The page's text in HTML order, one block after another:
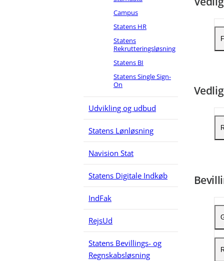
Campus
Statens HR
Statens
Rekrutteringsløsning
Statens BI
Statens Single Sign-
On
Udvikling og udbud
Statens Lønløsning
Navision Stat
Statens Digitale Indkøb
IndFak
RejsUd
Statens Bevillings- og
Regnskabsløsning